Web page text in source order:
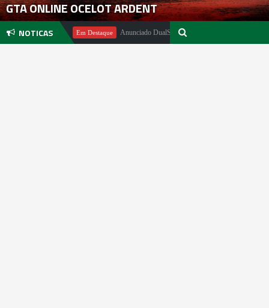
GTA ONLINE OCELOT ARDENT
NOTICAS
Pachter Em Destaque Anunciado DualSense The Last of Us Limited Edition